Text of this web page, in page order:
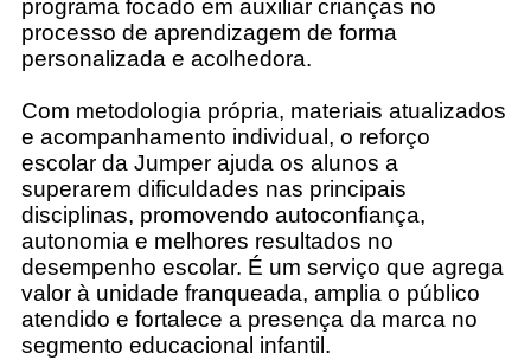
programa focado em auxiliar crianças no
processo de aprendizagem de forma
personalizada e acolhedora.
Com metodologia própria, materiais atualizados
e acompanhamento individual, o reforço
escolar da Jumper ajuda os alunos a
superarem dificuldades nas principais
disciplinas, promovendo autoconfiança,
autonomia e melhores resultados no
desempenho escolar. É um serviço que agrega
valor à unidade franqueada, amplia o público
atendido e fortalece a presença da marca no
segmento educacional infantil.